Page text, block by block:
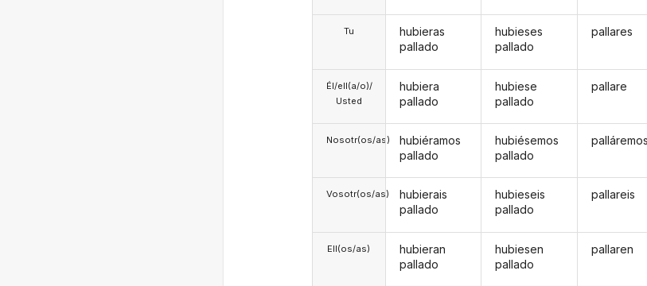
Tu
Él/ell(a/o)/
Usted
Nosotr(os/as)
Vosotr(os/as)
Ell(os/as)
hubieras
pallado
hubiera
pallado
hubiéramos
pallado
hubierais
pallado
hubieran
pallado
hubieses
pallado
hubiese
pallado
hubiésemos
pallado
hubieseis
pallado
hubiesen
pallado
pallares
pallare
palláremos
pallareis
pallaren